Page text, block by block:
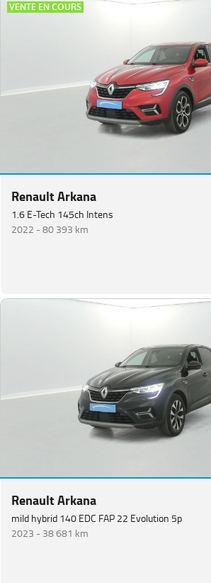
VENTE EN COURS
Renault Arkana
1.6 E-Tech 145ch Intens
2022 -80 393 km
Renault Arkana
mild hybrid 140 EDC FAP 22 Evolution 5p
2023 -38 681 km